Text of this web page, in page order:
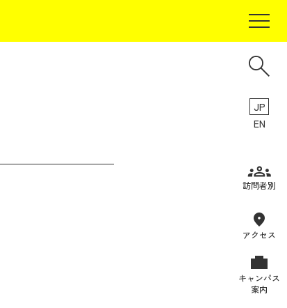
JP
EN
訪問者別
アクセス
キャンパス
案内